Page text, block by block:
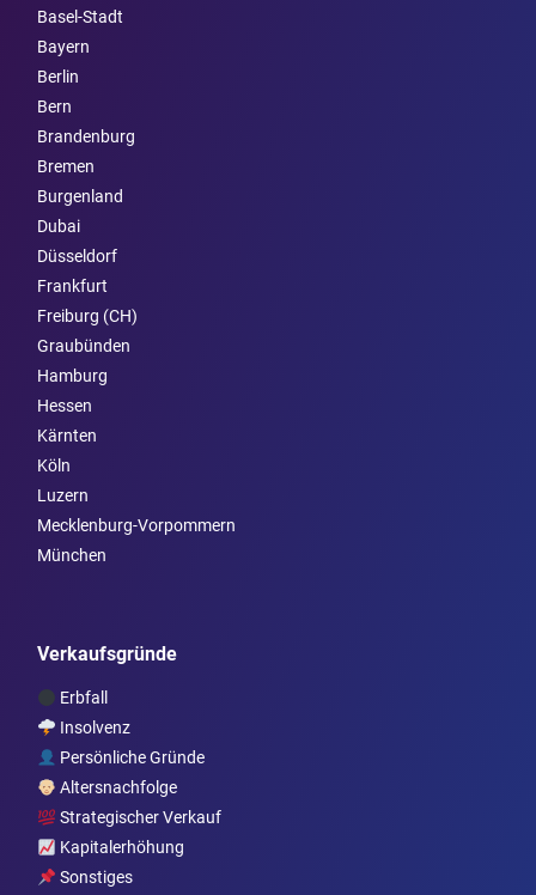
Basel-Stadt
Bayern
Berlin
Bern
Brandenburg
Bremen
Burgen­land
Dubai
Düsseldorf
Frankfurt
Freiburg (CH)
Graubünden
Hamburg
Hessen
Kärnten
Köln
Luzern
Mecklenburg-Vorpommern
München
Verkaufsgründe
Erbfall
Insolvenz
Persönliche Gründe
Altersnachfolge
Strategischer Verkauf
Kapitalerhöhung
Sonstiges